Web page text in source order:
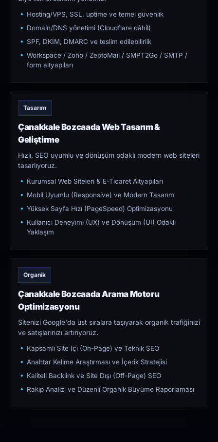
Hosting/VPS, SSL, uptime ve temel güvenlik
Domain/DNS yönetimi (Cloudflare dâhil)
SPF, DKIM, DMARC ve teslim edilebilirlik
Workspace / Zoho / ZeptoMail / SMPT2Go / SMTP /
form altyapıları
Tasarım
Çanakkale Bozcaada Web Tasarım &
Geliştirme
Hızlı, SEO uyumlu ve dönüşüm odaklı modern web siteleri
tasarlıyoruz.
Kurumsal Web Siteleri & E-Ticaret Altyapıları
Mobil Uyumlu (Responsive) ve Modern Tasarım
Yüksek Sayfa Hızı (PageSpeed) Optimizasyonu
Kullanıcı Deneyimi (UX) ve Dönüşüm (UI) Odaklı
Yaklaşım
Organik
Çanakkale Bozcaada Arama Motoru
Optimizasyonu
Sitenizi Google'da üst sıralara taşıyarak organik trafiğinizi
ve satışlarınızı artırıyoruz.
Kapsamlı Site İçi (On-Page) ve Teknik SEO
Anahtar Kelime Araştırması ve İçerik Stratejisi
Kaliteli Backlink ve Site Dışı (Off-Page) SEO
Rakip Analizi ve Düzenli Organik Büyüme Raporlaması